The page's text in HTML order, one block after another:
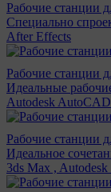
Рабочие станции
Специально
After Effects
Рабочие станции
Идеальные
Autodesk
Рабочие станции
Идеальное
3ds Max ,